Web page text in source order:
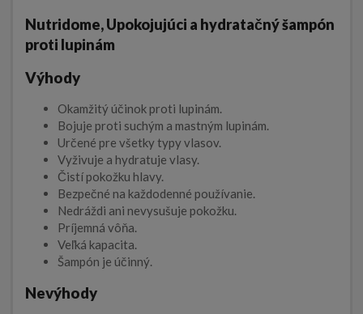
Nutridome, Upokojujúci a hydratačný šampón
proti lupinám
Výhody
Okamžitý účinok proti lupinám.
Bojuje proti suchým a mastným lupinám.
Určené pre všetky typy vlasov.
Vyživuje a hydratuje vlasy.
Čistí pokožku hlavy.
Bezpečné na každodenné používanie.
Nedráždi ani nevysušuje pokožku.
Príjemná vôňa.
Veľká kapacita.
Šampón je účinný.
Nevýhody